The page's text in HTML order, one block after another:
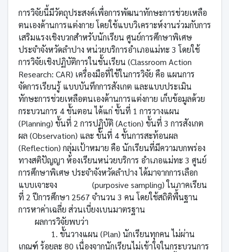
การวิจัยนี้มีวัตถุประสงค์เพื่อการพัฒนาทักษะการช่วยเหลือ
ตนเองด้านการแต่งกาย โดยใช้แบบวิเคราะห์งานร่วมกับการ
เสริมแรงเชิงบวกสำหรับนักเรียน ศูนย์การศึกษาพิเศษ
ประจำจังหวัดลำปาง หน่วยบริการอำเภอแม่ทะ 3 โดยใช้
การวิจัยเชิงปฏิบัติการในชั้นเรียน (Classroom Action
Research: CAR) เครื่องมือที่ใช้ในการวิจัย คือ แผนการ
จัดการเรียนรู้ แบบบันทึกการสังเกต และแบบประเมิน
ทักษะการช่วยเหลือตนเองด้านการแต่งกาย เก็บข้อมูลด้วย
กระบวนการ 4 ขั้นตอน ได้แก่ ขั้นที่ 1 การวางแผน
(Planning) ขั้นที่ 2 การปฏิบัติ (Action) ขั้นที่ 3 การสังเกต
ผล (Observation) และ ขั้นที่ 4 ขั้นการสะท้อนผล
(Reflection) กลุ่มเป้าหมาย คือ นักเรียนที่มีความบกพร่อง
ทางสติปัญญา ห้องเรียนหน่วยบริการ อำเภอแม่ทะ 3 ศูนย์
การศึกษาพิเศษ ประจำจังหวัดลำปาง ได้มาจากการเลือก
แบบเจาะจง (purposive sampling) ในภาคเรียน
ที่ 2 ปีการศึกษา 2567 จำนวน 3 คน โดยใช้สถิติพื้นฐาน
การหาค่าเฉลี่ย ส่วนเบี่ยงเบนมาตรฐาน
ผลการวิจัยพบว่า
1. ขั้นวางแผน (Plan) นักเรียนทุกคน ไม่ผ่าน
เกณฑ์ ร้อยละ 80 เนื่องจากนักเรียนไม่เข้าใจในกระบวนการ